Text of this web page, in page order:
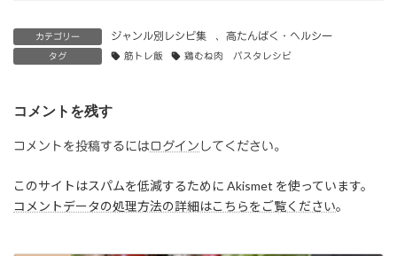
カテゴリー ジャンル別レシピ集 高たんぱく・ヘルシー
タグ 筋トレ飯 鶏むね肉 パスタレシピ
コメントを残す
コメントを投稿するには ログイン してください。
このサイトはスパムを低減するために Akismet を使っています。
コメントデータの処理方法の詳細はこちらをご覧ください。